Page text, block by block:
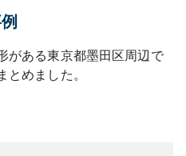
がある東京都墨田区周辺で
とめました。